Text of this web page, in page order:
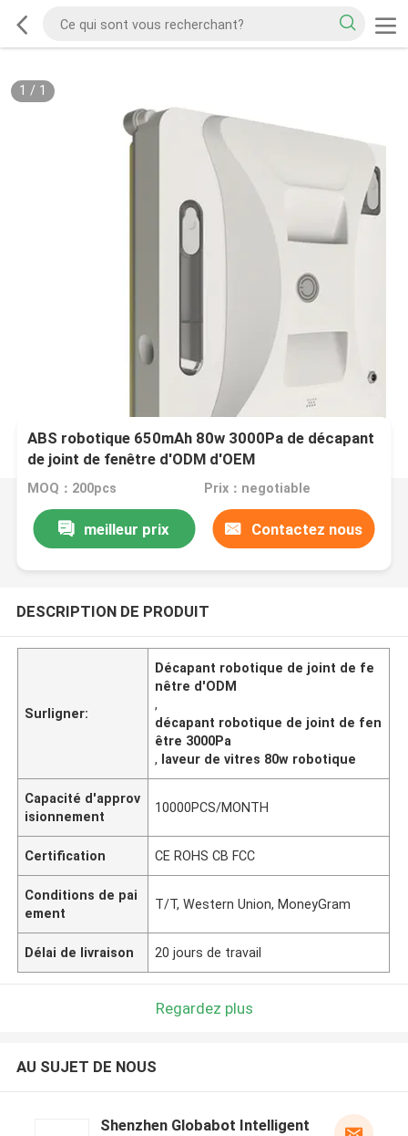
1 / 1
ABS robotique 650mAh 80w 3000Pa de décapant
de joint de fenêtre d'ODM d'OEM
MOQ：200pcs Prix：negotiable
meilleur prix Contactez nous
DESCRIPTION DE PRODUIT
Surligner:
Décapant robotique de joint de fe
nêtre d'ODM
,
décapant robotique de joint de fen
être 3000Pa
, laveur de vitres 80w robotique
Capacité d'approv
isionnement
10000PCS/MONTH
Certification CE ROHS CB FCC
Conditions de pai
ement
T/T, Western Union, MoneyGram
Délai de livraison 20 jours de travail
Regardez plus
AU SUJET DE NOUS
Shenzhen Globabot Intelligent